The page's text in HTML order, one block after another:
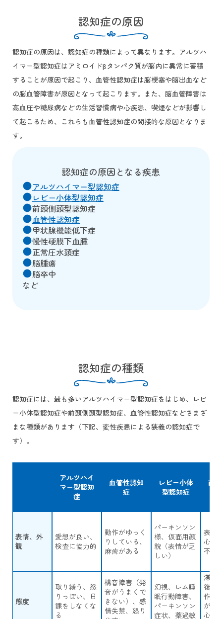
認知症の原因
認知症の原因は、認知症の種類によって異なります。アルツハ
イマー型認知症はアミロイドβタンパク質が脳内に異常に蓄積
することが原因で起こり、血管性認知症は脳梗塞や脳出血など
の脳血管障害が原因となって起こります。また、脳血管障害は
高血圧や糖尿病などの生活習慣病や心疾患、喫煙などが影響し
て起こるため、これらも血管性認知症の間接的な原因となりま
す。
認知症の原因となる疾患
brightness_1アルツハイマー型認知症
brightness_1 レビー小体型認知症
brightness_1前頭側頭型認知症
brightness_1血管性認知症
brightness_1甲状腺機能低下症
brightness_1慢性硬膜下血腫
brightness_1正常圧水頭症
brightness_1脳腫瘍
brightness_1脳卒中
など
認知症の種類
認知症には、最も多いアルツハイマー型認知症をはじめ、レビ
ー小体型認知症や前頭側頭型認知症、血管性認知症などさまざ
まな種類があります（下記、変性疾患による狭義の認知症で
す）。
表情、外
観
態度
アルツハイ
マー型認知
症
愛想が良い、
検査に協力的
取り繕う、怒
りっぽい、日
課をしなくな
る
血管性認知
症
動作がゆっく
りしている、
麻痺がある
構音障害（発
音がうまくで
きない）、感
情失禁、怒り
レビー小体
型認知症
パーキンソン
様、仮面用顔
貌（表情が乏
しい）
幻視、レム睡
眠行動障害、
パーキンソン
症状、薬過敏
前
表面
心、
不機
滞読
復言
作に
がな
心、